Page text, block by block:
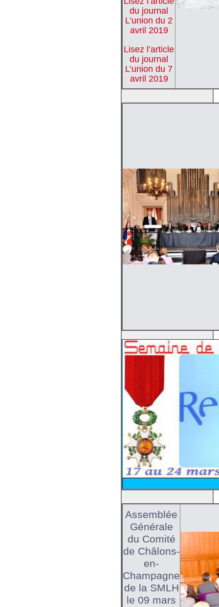
du journal
L’union du 2
avril 2019
Lisez l’article
du journal
L’union du 7
avril 2019
Assemblée
Générale
du Comité
de Châlons-
en-
Champagne
de la SMLH
le 09 mars